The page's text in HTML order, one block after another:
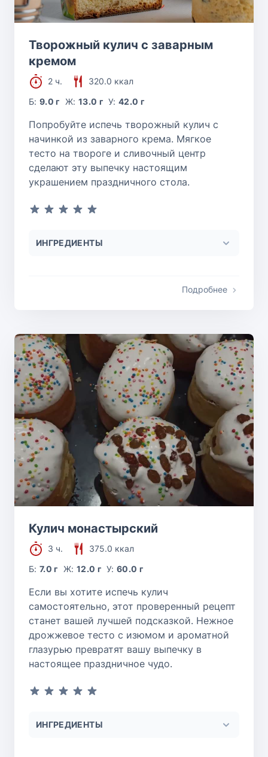
Творожный кулич с заварным
кремом
2 ч.
320.0 ккал
Б:9.0 г Ж: 13.0 г У:42.0 г
Попробуйте испечь творожный кулич с
начинкой из заварного крема. Мягкое
тесто на твороге и сливочный центр
сделают эту выпечку настоящим
украшением праздничного стола.
ИНГРЕДИЕНТЫ
Подробнее
Кулич монастырский
3 ч.
375.0 ккал
Б:7.0 г Ж: 12.0 г У:60.0 г
Если вы хотите испечь кулич
самостоятельно, этот проверенный рецепт
станет вашей лучшей подсказкой. Нежное
дрожжевое тесто с изюмом и ароматной
глазурью превратят вашу выпечку в
настоящее праздничное чудо.
ИНГРЕДИЕНТЫ